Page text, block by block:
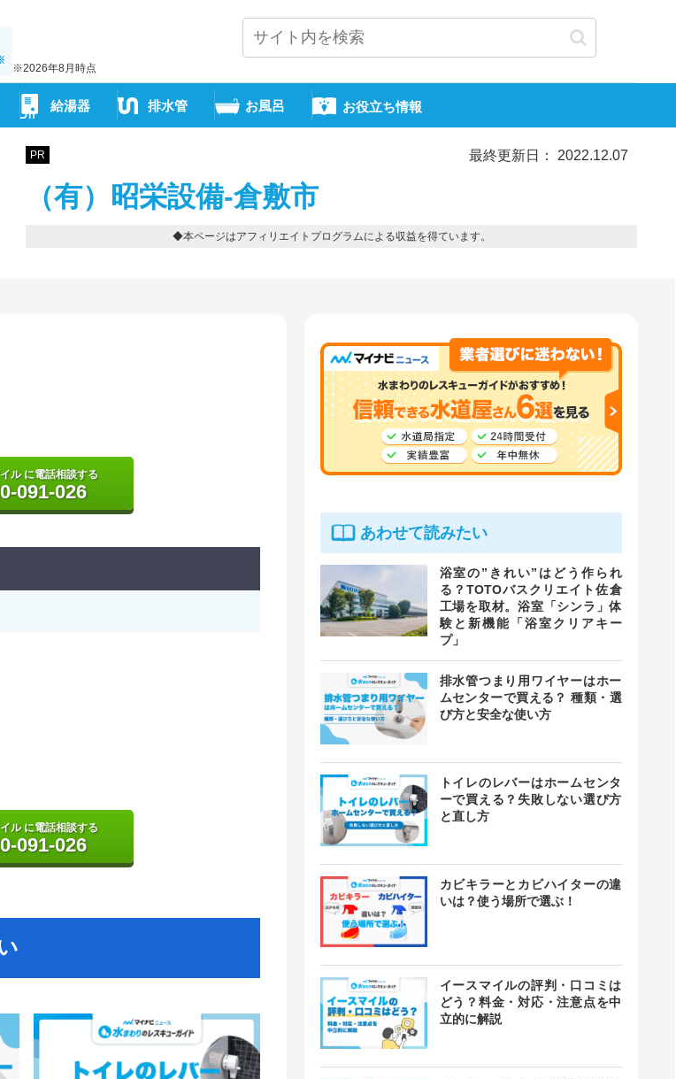
※2026年8月時点
給湯器 排水管 お風呂 お役立ち情報
PR 最終更新日： 2022.12.07
（有）昭栄設備-倉敷市
◆本ページはアフィリエイトプログラムによる収益を得ています。
ル に電話相談する
091-026
ル に電話相談する
091-026
あわせて読みたい
浴室の”きれい”はどう作られ
る？TOTOバスクリエイト佐倉
工場を取材。浴室「シンラ」体
験と新機能「浴室クリアキー
プ」
排水管つまり用ワイヤーはホー
ムセンターで買える？ 種類・選
び方と安全な使い方
トイレのレバーはホームセンタ
ーで買える？失敗しない選び方
と直し方
カビキラーとカビハイターの違
いは？使う場所で選ぶ！
イースマイルの評判・口コミは
どう？料金・対応・注意点を中
立的に解説